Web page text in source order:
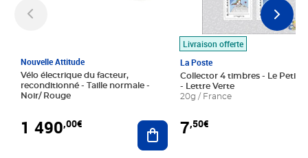
Nouvelle Attitude
Vélo électrique du facteur,
reconditionné - Taille normale -
Noir/ Rouge
1 490,00€ Ajouter au panier
Livraison offerte
La Poste
Collector 4 timbres - Le Petit
- Lettre Verte
20g / France
7,50€